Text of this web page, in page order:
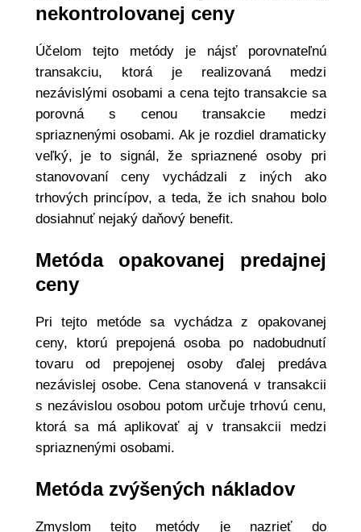
nekontrolovanej ceny
Účelom tejto metódy je nájsť porovnateľnú
transakciu, ktorá je realizovaná medzi
nezávislými osobami a cena tejto transakcie sa
porovná s cenou transakcie medzi
spriaznenými osobami. Ak je rozdiel dramaticky
veľký, je to signál, že spriaznené osoby pri
stanovovaní ceny vychádzali z iných ako
trhových princípov, a teda, že ich snahou bolo
dosiahnuť nejaký daňový benefit.
Metóda opakovanej predajnej
ceny
Pri tejto metóde sa vychádza z opakovanej
ceny, ktorú prepojená osoba po nadobudnutí
tovaru od prepojenej osoby ďalej predáva
nezávislej osobe. Cena stanovená v transakcii
s nezávislou osobou potom určuje trhovú cenu,
ktorá sa má aplikovať aj v transakcii medzi
spriaznenými osobami.
Metóda zvýšených nákladov
Zmyslom tejto metódy je nazrieť do